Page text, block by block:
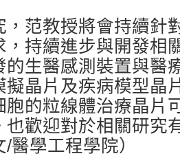
，范教授將會持續針
，持續進步與開發相
的生醫感測裝置與醫
擬晶片及疾病模型晶
胞的粒線體治療晶片
也歡迎對於相關研究
醫學工程學院）